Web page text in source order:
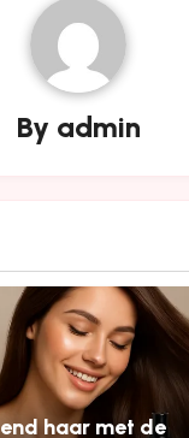
By admin
haar met de